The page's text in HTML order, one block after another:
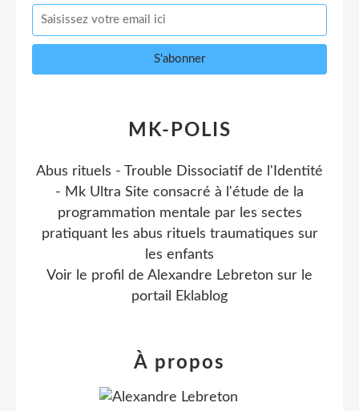
MK-POLIS
Abus rituels - Trouble Dissociatif de l'Identité
- Mk Ultra Site consacré à l'étude de la
programmation mentale par les sectes
pratiquant les abus rituels traumatiques sur
les enfants
Voir le profil de Alexandre Lebreton sur le
portail Eklablog
À propos